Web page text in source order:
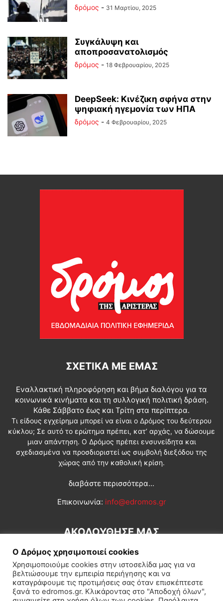
δρόμος - 31 Μαρτίου, 2025
Συγκάλυψη και
αποπροσανατολισμός
δρόμος - 18 Φεβρουαρίου, 2025
DeepSeek: Κινέζικη σφήνα στην
ψηφιακή ηγεμονία των ΗΠΑ
δρόμος - 4 Φεβρουαρίου, 2025
ΣΧΕΤΙΚΆ ΜΕ ΕΜΆΣ
Εναλλακτική πληροφόρηση και βήμα διαλόγου για τα
κοινωνικά κινήματα και τη συλλογική πολιτική δράση.
Κάθε Σάββατο έως και Τρίτη στα περίπτερα.
Τι είδους εγχείρημα μπορεί να είναι ο Δρόμος του δεύτερου
κύκλου; Σε αυτό το ερώτημα πρέπει, κατ’ αρχάς, να δώσουμε
μιαν απάντηση. Ο Δρόμος πρέπει ενσυνείδητα και
σχεδιασμένα να προσδιοριστεί ως συμβολή διεξόδου της
χώρας από την καθολική κρίση.
διαβάστε περισσότερα...
Επικοινωνία: info@edromos.gr
ΑΚΟΛΟΥΘΗΣΕ ΜΑΣ
Ο Δρόμος χρησιμοποιεί cookies
Χρησιμοποιούμε cookies στην ιστοσελίδα μας για να
βελτιώσουμε την εμπειρία περιήγησης και να
καταγράφουμε τις προτιμήσεις σας όταν επισκέπτεστε
ξανά το edromos.gr. Κλικάροντας στο "Αποδοχή όλων",